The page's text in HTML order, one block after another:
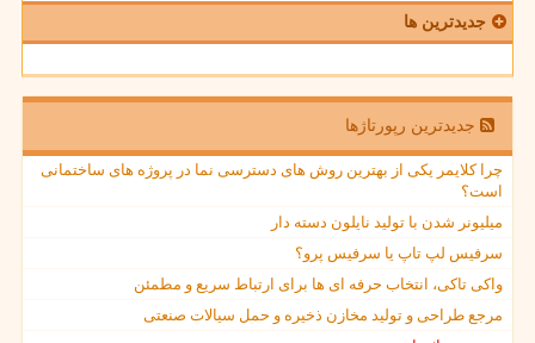
جدیدترین ها
جدیدترین رپورتاژها
چرا کلایمر یکی از بهترین روش های دسترسی نما در پروژه های ساختمانی
است؟
میلیونر شدن با تولید نایلون دسته دار
سرفیس لپ تاپ یا سرفیس پرو؟
واکی تاکی، انتخاب حرفه ای ها برای ارتباط سریع و مطمئن
مرجع طراحی و تولید مخازن ذخیره و حمل سیالات صنعتی